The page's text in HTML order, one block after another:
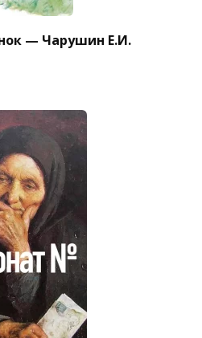
— Чарушин Е.И.